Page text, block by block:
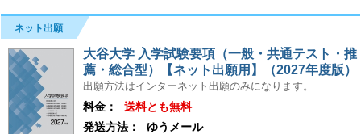
ネット出願
大谷大学 入学試験要項（一般・共通テスト・推
薦・総合型）【ネット出願用】（2027年度版）
出願方法はインターネット出願のみになります。
料金：
送料とも無料
発送方法：
ゆうメール